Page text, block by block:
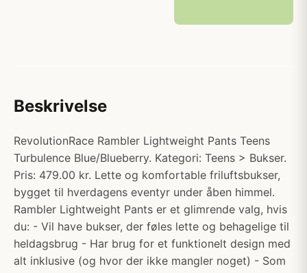
Beskrivelse
RevolutionRace Rambler Lightweight Pants Teens
Turbulence Blue/Blueberry. Kategori: Teens > Bukser.
Pris: 479.00 kr. Lette og komfortable friluftsbukser,
bygget til hverdagens eventyr under åben himmel.
Rambler Lightweight Pants er et glimrende valg, hvis
du: - Vil have bukser, der føles lette og behagelige til
heldagsbrug - Har brug for et funktionelt design med
alt inklusive (og hvor der ikke mangler noget) - Som